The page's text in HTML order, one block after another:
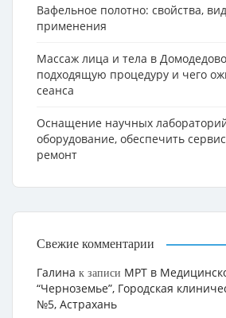
Вафельное полотно: свойства,
применения
Массаж лица и тела в
подходящую процедуру и чего
сеанса
Оснащение научных
оборудование, обеспечить
ремонт
Свежие комментарии
Галина к записи МРТ в
“Черноземье”, Городская
№5, Астрахань